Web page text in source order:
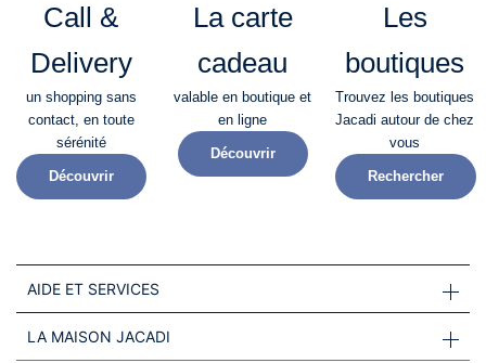
Call &
Delivery
un shopping sans
contact, en toute
sérénité​
Découvrir
La carte
cadeau
valable en boutique et
en ligne
Découvrir
Les
boutiques
Trouvez les boutiques
Jacadi autour de chez
vous
Rechercher
AIDE ET SERVICES
LA MAISON JACADI